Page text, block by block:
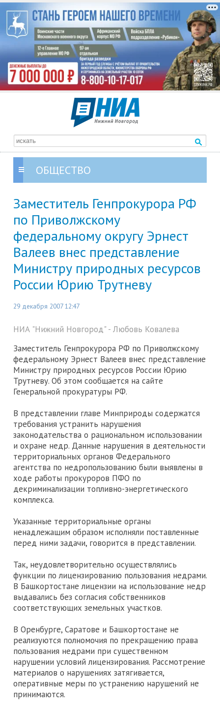
ОБЩЕСТВО
Заместитель Генпрокурора РФ
по Приволжскому
федеральному округу Эрнест
Валеев внес представление
Министру природных ресурсов
России Юрию Трутневу
29 декабря 2007 12:47
НИА "Нижний Новгород" - Любовь Ковалева
Заместитель Генпрокурора РФ по Приволжскому
федеральному Эрнест Валеев внес представление
Министру природных ресурсов России Юрию
Трутневу. Об этом сообщается на сайте
Генеральной прокуратуры РФ.
В представлении главе Минприроды содержатся
требования устранить нарушения
законодательства о рациональном использовании
и охране недр. Данные нарушения в деятельности
территориальных органов Федерального
агентства по недропользованию были выявлены в
ходе работы прокуроров ПФО по
декриминализации топливно-энергетического
комплекса.
Указанные территориальные органы
ненадлежащим образом исполняли поставленные
перед ними задачи, говорится в представлении.
Так, неудовлетворительно осуществлялись
функции по лицензированию пользования недрами.
В Башкортостане лицензии на использование недр
выдавались без согласия собственников
соответствующих земельных участков.
В Оренбурге, Саратове и Башкортостане не
реализуются полномочия по прекращению права
пользования недрами при существенном
нарушении условий лицензирования. Рассмотрение
материалов о нарушениях затягивается,
оперативные меры по устранению нарушений не
принимаются.